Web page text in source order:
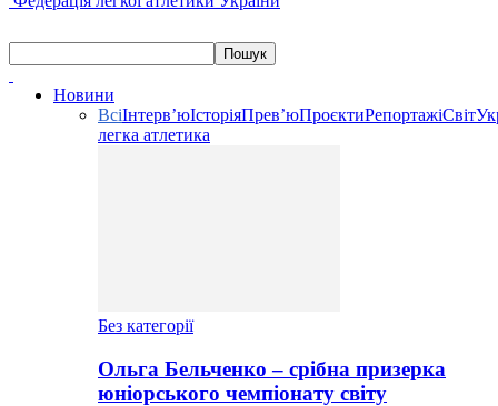
Новини
ВсіІнтерв’юІсторіяПрев’юПроєктиРепортажіСвіт
легка атлетика
Без категорії
Ольга Бельченко – срібна призерка
юніорського чемпіонату світу